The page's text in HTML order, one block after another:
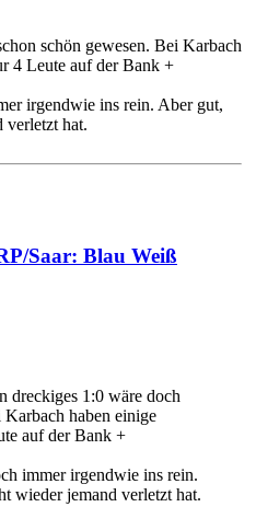
schön gewesen. Bei Karbach
4 Leute auf der Bank +
irgendwie ins rein. Aber gut,
verletzt hat.
Saar: Blau Weiß
dreckiges 1:0 wäre doch
haben einige
auf der Bank +
immer irgendwie ins rein.
wieder jemand verletzt hat.